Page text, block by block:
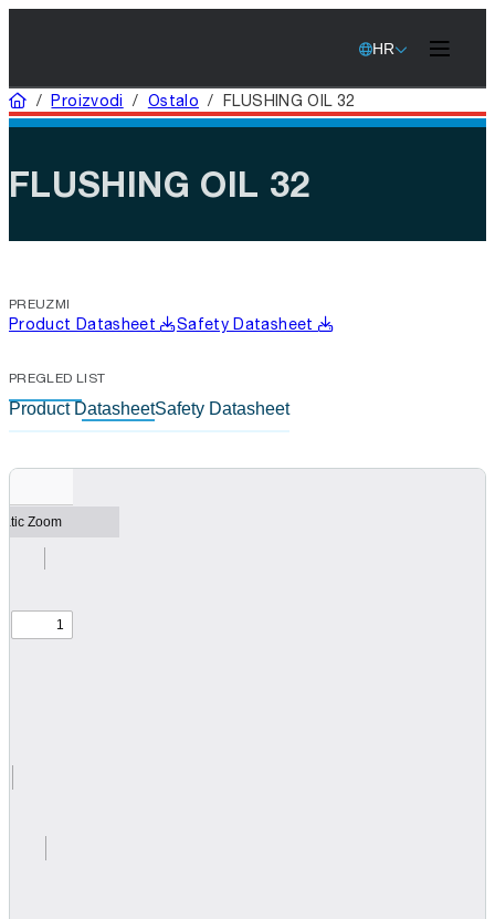
HR
Home
/Proizvodi / Ostalo /FLUSHING OIL 32
FLUSHING OIL 32
PREUZMI
Product Datasheet Safety Datasheet
PREGLED LIST
Product DatasheetSafety Datasheet